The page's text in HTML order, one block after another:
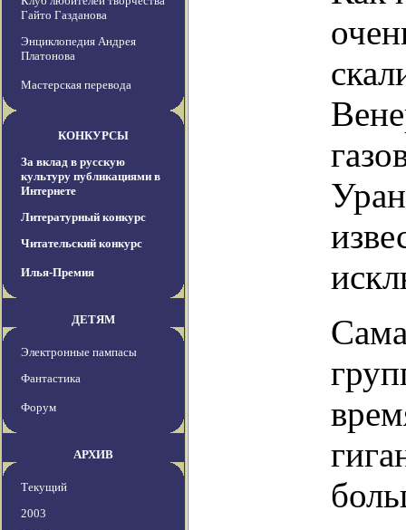
Гайто Газданова
Энциклопедия Андрея
Платонова
Мастерская перевода
КОНКУРСЫ
За вклад в русскую
культуру публикациями в
Интернете
Литературный конкурс
Читательский конкурс
Илья-Премия
ДЕТЯМ
Электронные пампасы
Фантастика
Форум
АРХИВ
Текущий
2003